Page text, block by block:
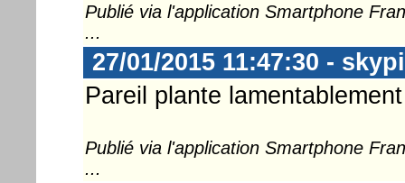
Publié via l'application Smartphone
...
27/01/2015 11:47:30 -
Pareil plante
Publié via l'application Smartphone
...